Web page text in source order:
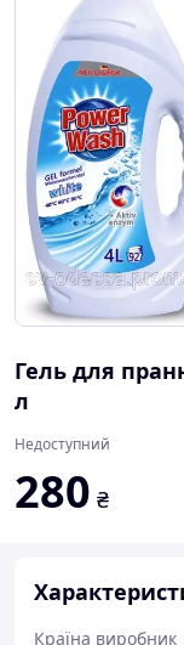
Гель для
л
Недоступний
280 ₴
Країна виробник